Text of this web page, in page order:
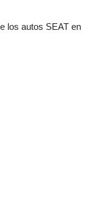
los autos SEAT en